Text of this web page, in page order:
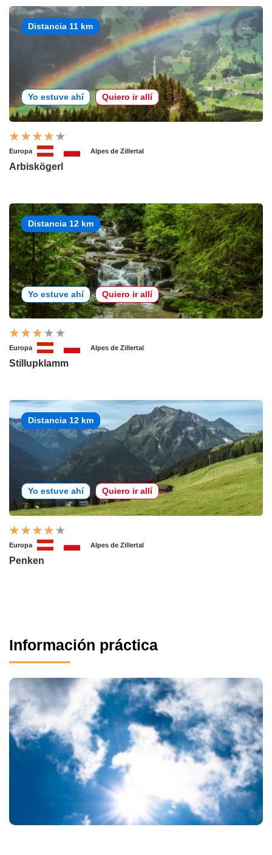
Distancia 11 km
Yo estuve ahí Quiero ir allí
Europa Alpes de Zillertal
Arbiskögerl
Distancia 12 km
Yo estuve ahí Quiero ir allí
Europa Alpes de Zillertal
Stillupklamm
Distancia 12 km
Yo estuve ahí Quiero ir allí
Europa Alpes de Zillertal
Penken
Información práctica